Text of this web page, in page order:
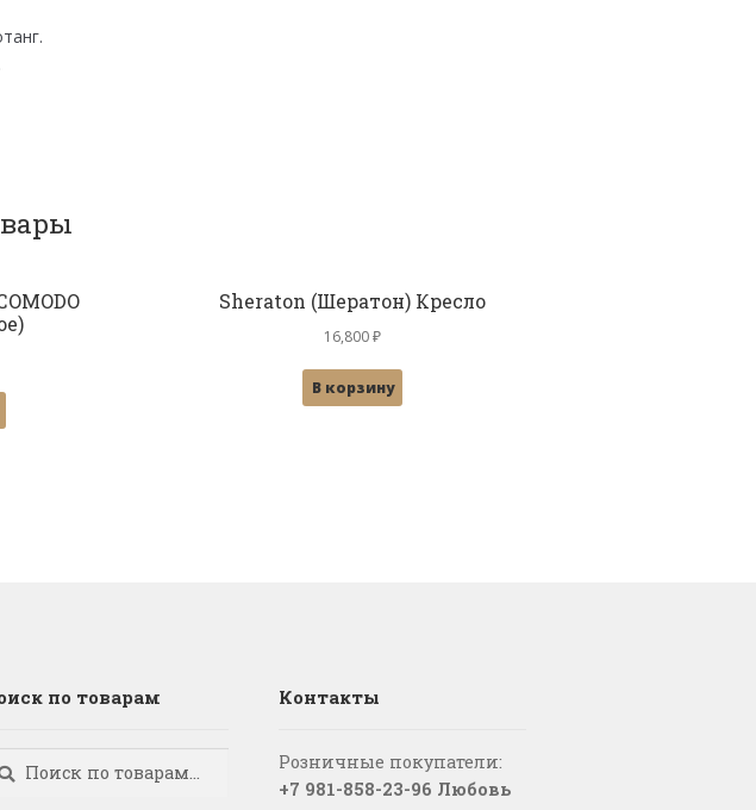
Sheraton (Шератон) Кресло
16,800₽
В корзину
по товарам Контакты
Розничные покупатели:
+7 981-858-23-96 Любовь